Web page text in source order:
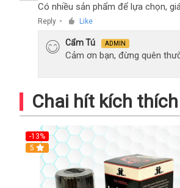
Có nhiều sản phẩm để lựa chọn,
Reply ● Like
Cẩm Tú ADMIN
Cảm ơn bạn, đừng quên
Chai hít kích
-13%
5